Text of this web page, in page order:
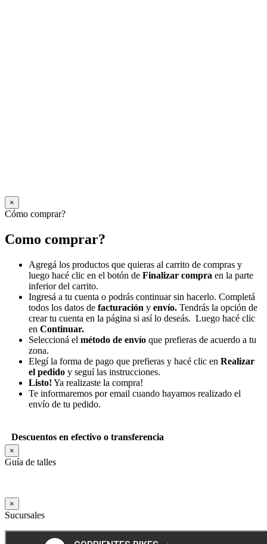
×
Cómo comprar?
Como comprar?
Agregá los productos que quieras al carrito de compras y
luego hacé clic en el botón de Finalizar compra en la parte
inferior del carrito.
Ingresá a tu cuenta o podrás continuar sin hacerlo. Completá
todos los datos de facturación y envío. Tendrás la opción de
crear tu cuenta en la página si así lo deseás. Luego hacé clic
en Continuar.
Seleccioná el método de envío que prefieras de acuerdo a tu
zona.
Elegí la forma de pago que prefieras y hacé clic en Realizar
el pedido y seguí las instrucciones.
Listo! Ya realizaste la compra!
Te informaremos por email cuando hayamos realizado el
envío de tu pedido.
Descuentos en efectivo o transferencia
×
Guía de talles
×
Sucursales